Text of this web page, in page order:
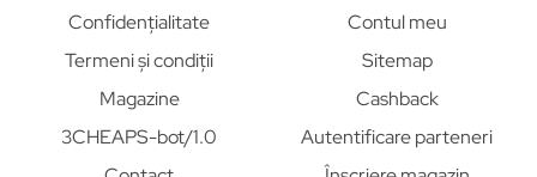
Confidențialitate
Termeni și condiții
Magazine
3CHEAPS-bot/1.0
Contul meu
Sitemap
Cashback
Autentificare parteneri